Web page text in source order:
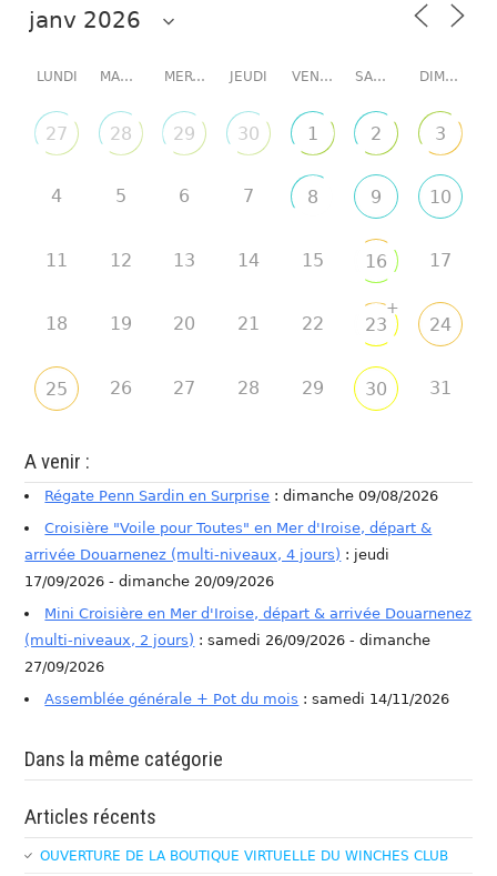
LUNDI MARDI MERCREDI JEUDI VENDREDI SAMEDI DIMANCHE
27 28 29 30 1 2 3
4 5 6 7 8 9 10
11 12 13 14 15 16 17
18 19 20 21 22 23
+
24
25 26 27 28 29 30 31
A venir :
Régate Penn Sardin en Surprise : dimanche 09/08/2026
Croisière "Voile pour Toutes" en Mer d'Iroise, départ &
arrivée Douarnenez (multi-niveaux, 4 jours) : jeudi
17/09/2026 - dimanche 20/09/2026
Mini Croisière en Mer d'Iroise, départ & arrivée Douarnenez
(multi-niveaux, 2 jours) : samedi 26/09/2026 - dimanche
27/09/2026
Assemblée générale + Pot du mois : samedi 14/11/2026
Dans la même catégorie
Articles récents
OUVERTURE DE LA BOUTIQUE VIRTUELLE DU WINCHES CLUB